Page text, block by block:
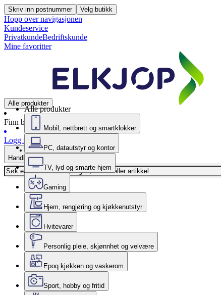
Skriv inn postnummer Velg butikk
Hopp over navigasjonen
Kundeservice
PrivatkundeBedriftskunde
Mine favoritter
Alle produkter
Finn butikk
Logg inn
Handlekurv
Alle produkter
Mobil, nettbrett og smartklokker
PC, datautstyr og kontor
TV, lyd og smarte hjem
Gaming
Hjem, rengjøring og kjøkkenutstyr
Hvitevarer
Personlig pleie, skjønnhet og velvære
Epoq kjøkken og vaskerom
Sport, hobby og fritid